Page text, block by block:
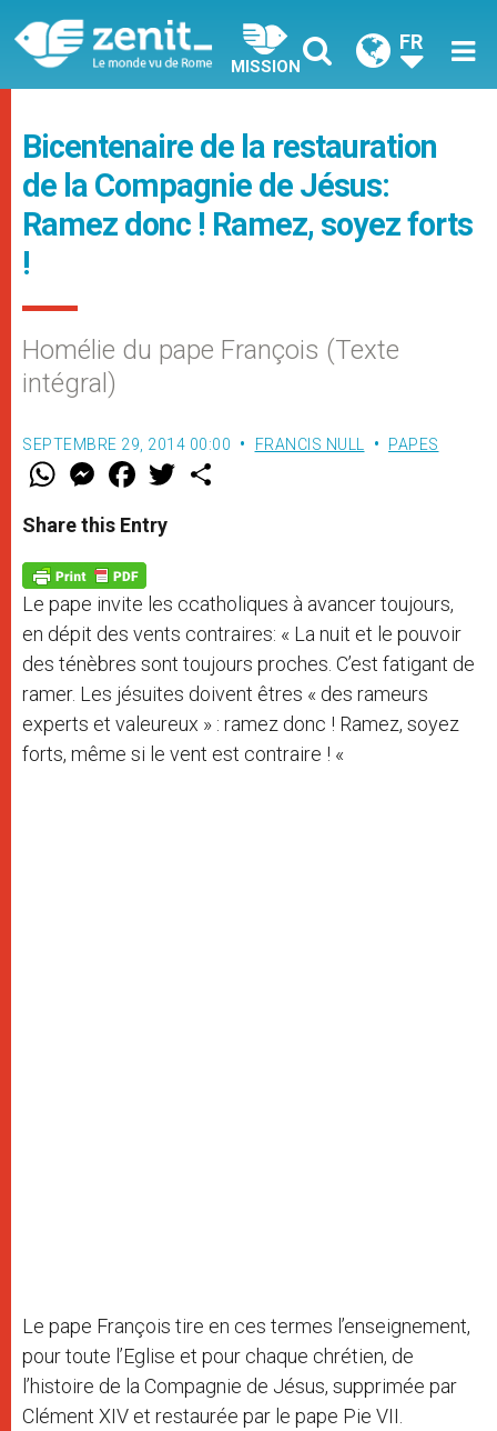
MISSION
FR
Bicentenaire de la restauration
de la Compagnie de Jésus:
Ramez donc ! Ramez, soyez forts
!
Homélie du pape François (Texte
intégral)
SEPTEMBRE 29, 2014 00:00 FRANCIS NULL PAPES
W
t
s
p
p
M
e
s
e
g
e
r
F
a
e
b
o
k
w
Share this Entry
Le pape invite les ccatholiques à avancer toujours,
en dépit des vents contraires: « La nuit et le pouvoir
des ténèbres sont toujours proches. C’est fatigant de
ramer. Les jésuites doivent êtres « des rameurs
experts et valeureux » : ramez donc ! Ramez, soyez
forts, même si le vent est contraire ! «
Le pape François tire en ces termes l’enseignement,
pour toute l’Eglise et pour chaque chrétien, de
l’histoire de la Compagnie de Jésus, supprimée par
Clément XIV et restaurée par le pape Pie VII.